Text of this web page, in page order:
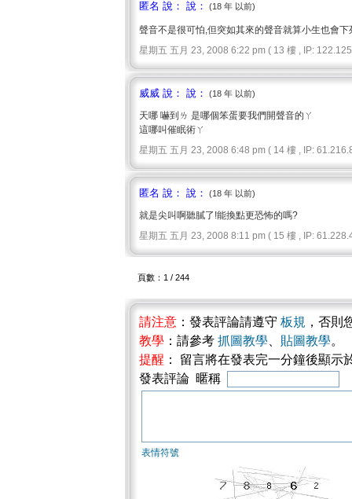
匿名 說： 說： (18 年 以前)
聲音不是很可怕,但突如其來的聲音就算小生也會
星期五 五月 23, 2008 6:22 pm ( 13 樓 , IP:
威威 說： 說： (18 年 以前)
天哪 嚇到ㄌ 是哪個笨蛋要我們開聲音的ㄚ
這哪叫催眠術ㄚ
星期五 五月 23, 2008 6:48 pm ( 14 樓 , IP:
匿名 說： 說： (18 年 以前)
就是尖叫啊聽膩了!能換點更恐怖的嗎?
星期五 五月 23, 2008 8:11 pm ( 15 樓 , IP:
頁數：1 / 244
請注意 ：發表評論請遵守 板規 ，否則
教學 ：請參考 抓圖教學 貼圖教學。
提醒 ： 留言將在發表完一分鐘後顯
發表評論 暱稱
表情符號